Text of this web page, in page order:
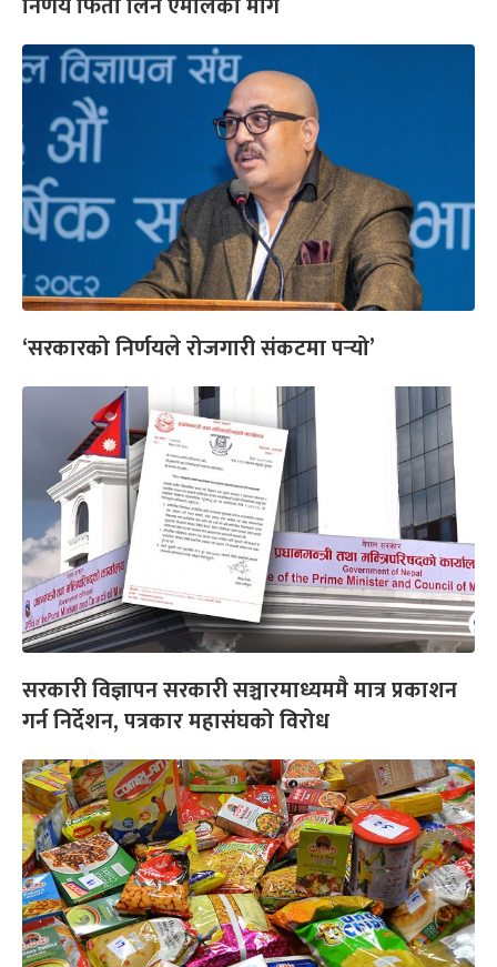
‘सरकारको निर्णयले रोजगारी संकटमा पर्‍यो’
सरकारी विज्ञापन सरकारी सञ्चारमाध्यममै मात्र प्रकाशन
गर्न निर्देशन, पत्रकार महासंघको विरोध